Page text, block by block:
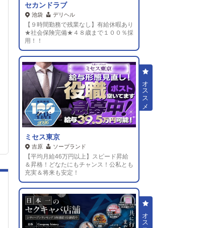
セカンドラブ
池袋 デリヘル
【９時間勤務で残業なし】有給休暇あり
★社会保険完備★４８歳まで１００％採
用！！
ミセス東京
吉原 ソープランド
【平均月給46万円以上】スピード昇給
＆昇格！どなたにもチャンス！公私とも
充実＆将来も安定！